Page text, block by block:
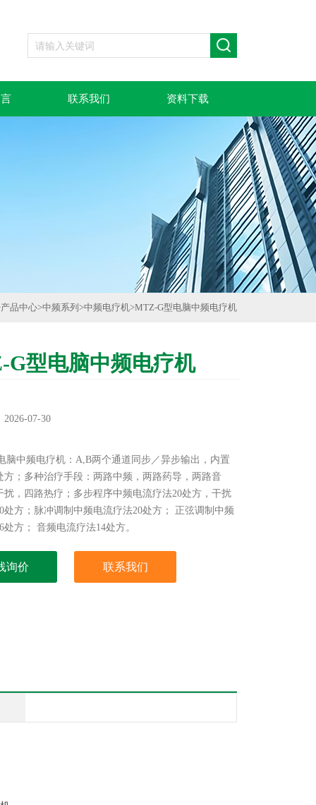
联系我们 资料下载
产品中心>中频系列 >中频电疗机>MTZ-G型电脑中频电疗机
G型电脑中频电疗机
07-30
脑中频电疗机：A,B两个通道同步／异步输出，内置
方；多种治疗手段：两路中频，两路药导，两路音
扰，四路热疗；多步程序中频电流疗法20处方，干扰
处方；脉冲调制中频电流疗法20处方； 正弦调制中频
处方； 音频电流疗法14处方。
询价 联系我们